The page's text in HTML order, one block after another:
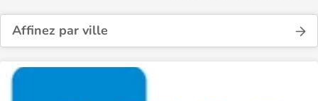
Affinez par ville